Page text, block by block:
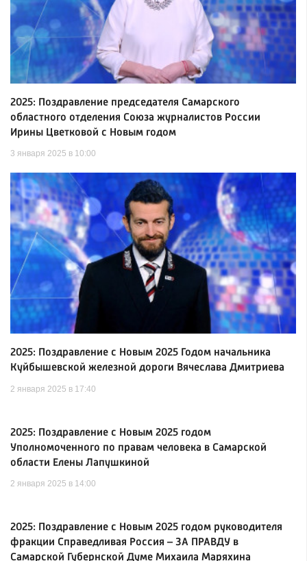
2025: Поздравление председателя Самарского
областного отделения Союза журналистов России
Ирины Цветковой с Новым годом
3 января 2025 в 10:00
2025: Поздравление с Новым 2025 Годом начальника
Куйбышевской железной дороги Вячеслава Дмитриева
2 января 2025 в 17:40
2025: Поздравление с Новым 2025 годом
Уполномоченного по правам человека в Самарской
области Елены Лапушкиной
2 января 2025 в 14:00
2025: Поздравление с Новым 2025 годом руководителя
фракции Справедливая Россия – ЗА ПРАВДУ в
Самарской Губернской Думе Михаила Маряхина